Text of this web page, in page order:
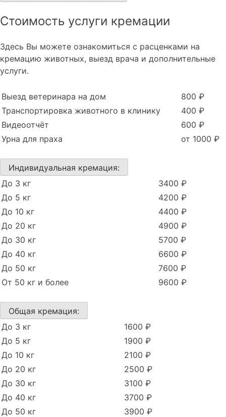
Стоимость услуги кремации
Здесь Вы можете ознакомиться с расценками на
кремацию животных, выезд врача и дополнительные
услуги.
Выезд ветеринара на дом
800 ₽
Транспортировка животного в клинику
400 ₽
Видеоотчёт
600 ₽
Урна для праха
от 1000 ₽
Индивидуальная кремация:
До 3 кг
3400 ₽
До 5 кг
4200 ₽
До 10 кг
4400 ₽
До 20 кг
4900 ₽
До 30 кг
5700 ₽
До 40 кг
6600 ₽
До 50 кг
7600 ₽
От 50 кг и более
9600 ₽
Общая кремация:
До 3 кг
1600 ₽
До 5 кг
1900 ₽
До 10 кг
2100 ₽
До 20 кг
2500 ₽
До 30 кг
3100 ₽
До 40 кг
3700 ₽
До 50 кг
3900 ₽